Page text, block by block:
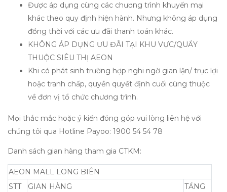
Được áp dụng cùng các chương trình khuyến mại
khác theo quy định hiện hành. Nhưng không áp dụng
đồng thời với các ưu đãi thanh toán khác.
KHÔNG ÁP DỤNG ƯU ĐÃI TẠI KHU VỰC/QUẦY
THUỘC SIÊU THỊ AEON
Khi có phát sinh trường hợp nghi ngờ gian lận/ trục lợi
hoặc tranh chấp, quyền quyết định cuối cùng thuộc
về đơn vị tổ chức chương trình.
Mọi thắc mắc hoặc ý kiến đóng góp vui lòng liên hệ với
chúng tôi qua Hotline Payoo: 1900 54 54 78
Danh sách gian hàng tham gia CTKM:
AEON MALL LONG BIÊN
STT
GIAN HÀNG
TẦNG